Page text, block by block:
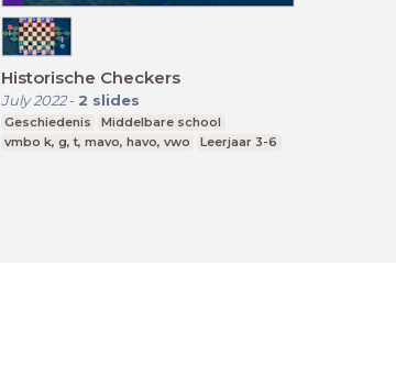
Historische Checkers
July 2022- 2 slides
Geschiedenis
Middelbare school
vmbo k, g, t, mavo, havo, vwo
Leerjaar 3-6